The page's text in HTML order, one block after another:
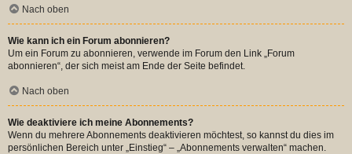
Nach oben
Wie kann ich ein Forum abonnieren?
Um ein Forum zu abonnieren, verwende im Forum den Link „Forum
abonnieren“, der sich meist am Ende der Seite befindet.
Nach oben
Wie deaktiviere ich meine Abonnements?
Wenn du mehrere Abonnements deaktivieren möchtest, so kannst du dies im
persönlichen Bereich unter „Einstieg“ – „Abonnements verwalten“ machen.